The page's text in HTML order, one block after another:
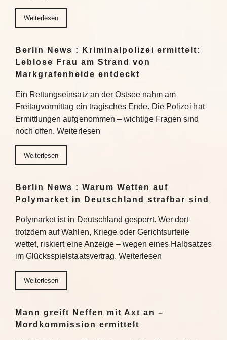
Weiterlesen
Berlin News : Kriminalpolizei ermittelt:
Leblose Frau am Strand von
Markgrafenheide entdeckt
Ein Rettungseinsatz an der Ostsee nahm am
Freitagvormittag ein tragisches Ende. Die Polizei hat
Ermittlungen aufgenommen – wichtige Fragen sind
noch offen. Weiterlesen
Weiterlesen
Berlin News : Warum Wetten auf
Polymarket in Deutschland strafbar sind
Polymarket ist in Deutschland gesperrt. Wer dort
trotzdem auf Wahlen, Kriege oder Gerichtsurteile
wettet, riskiert eine Anzeige – wegen eines Halbsatzes
im Glücksspielstaatsvertrag. Weiterlesen
Weiterlesen
Mann greift Neffen mit Axt an –
Mordkommission ermittelt